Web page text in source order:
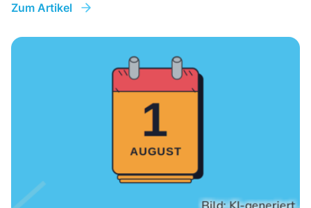
Zum Artikel